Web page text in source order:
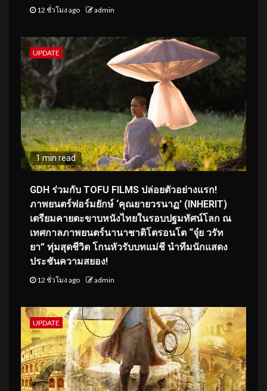
12 ชั่วโมง ago admin
UPDATE
1 min read
GDH ร่วมกับ TOFU FILMS ปล่อยตัวอย่างแรก!
ภาพยนตร์ฟอร์มยักษ์ ‘คุณยายวรนาฏ’ (INHERIT)
เตรียมคายตะขาบหนังไทยในรอบปฐมทัศน์โลก ณ
เทศกาลภาพยนตร์นานาชาติโตรอนโต “จุ๋ย วรัท
ยา” ทุ่มสุดชีวิต โกนหัวรับบทแม่ชี นำทีมนักแสดง
ประชันความสยอง!
12 ชั่วโมง ago admin
UPDATE